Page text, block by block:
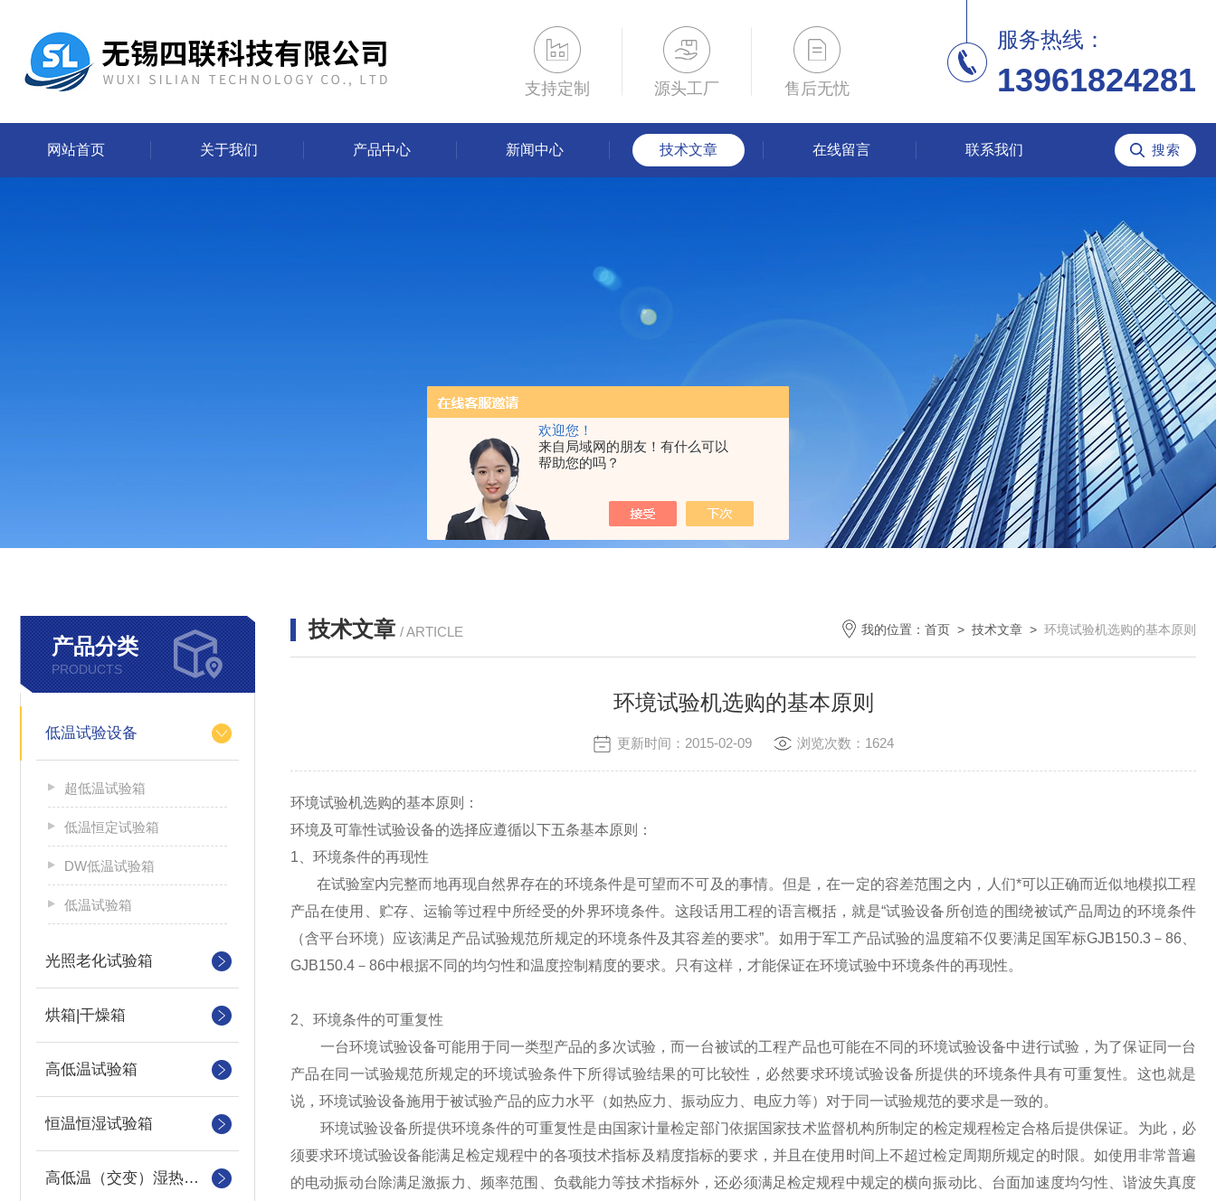
欢迎您！
来自局域网的朋友！有什么可以
帮助您的吗？
支持定制 源头工厂 售后无忧
服务热线：
13961824281
网站首页 关于我们 产品中心 新闻中心 技术文章 在线留言 联系我们
产品分类
PRODUCTS
低温试验设备
超低温试验箱
低温恒定试验箱
DW低温试验箱
低温试验箱
光照老化试验箱
烘箱|干燥箱
高低温试验箱
恒温恒湿试验箱
高低温（交变）湿热试验箱
技术文章 / ARTICLE 我的位置： 首页 > 技术文章 > 环境试验机选购的基本原则
环境试验机选购的基本原则
更新时间：2015-02-09 浏览次数：1624
环境试验机选购的基本原则：
环境及可靠性试验设备的选择应遵循以下五条基本原则：
1、环境条件的再现性
在试验室内完整而地再现自然界存在的环境条件是可望而不可及的事情。但是，在一定的容差范围之内，人们*可以正确而近似地模拟工程
产品在使用、贮存、运输等过程中所经受的外界环境条件。这段话用工程的语言概括，就是“试验设备所创造的围绕被试产品周边的环境条件
（含平台环境）应该满足产品试验规范所规定的环境条件及其容差的要求”。如用于军工产品试验的温度箱不仅要满足国军标GJB150.3－86、
GJB150.4－86中根据不同的均匀性和温度控制精度的要求。只有这样，才能保证在环境试验中环境条件的再现性。
2、环境条件的可重复性
一台环境试验设备可能用于同一类型产品的多次试验，而一台被试的工程产品也可能在不同的环境试验设备中进行试验，为了保证同一台
产品在同一试验规范所规定的环境试验条件下所得试验结果的可比较性，必然要求环境试验设备所提供的环境条件具有可重复性。这也就是
说，环境试验设备施用于被试验产品的应力水平（如热应力、振动应力、电应力等）对于同一试验规范的要求是一致的。
环境试验设备所提供环境条件的可重复性是由国家计量检定部门依据国家技术监督机构所制定的检定规程检定合格后提供保证。为此，必
须要求环境试验设备能满足检定规程中的各项技术指标及精度指标的要求，并且在使用时间上不超过检定周期所规定的时限。如使用非常普遍
的电动振动台除满足激振力、频率范围、负载能力等技术指标外，还必须满足检定规程中规定的横向振动比、台面加速度均匀性、谐波失真度